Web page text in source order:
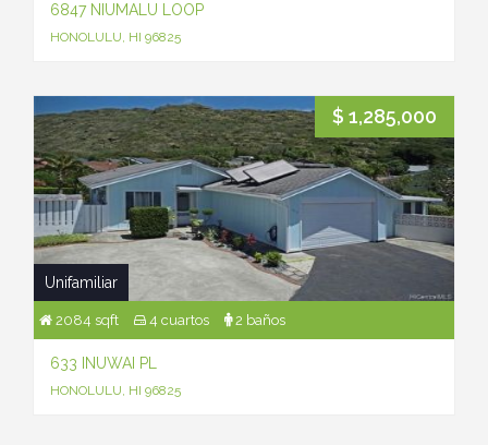
6847 NIUMALU LOOP
HONOLULU, HI 96825
$ 1,285,000
Unifamiliar
2084 sqft 4 cuartos 2 baños
633 INUWAI PL
HONOLULU, HI 96825